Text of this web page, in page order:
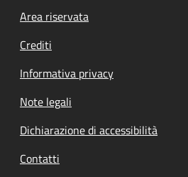
Footer menu
Area riservata
Crediti
Informativa privacy
Note legali
Dichiarazione di accessibilità
Contatti